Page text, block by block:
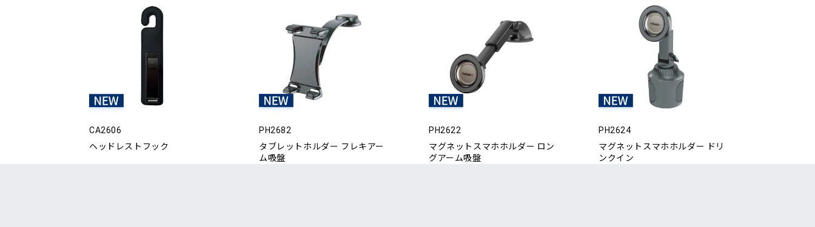
CA2606
ヘッドレストフック
PH2682
タブレットホルダー フレキアー
ム吸盤
PH2622
マグネットスマホホルダー ロン
グアーム吸盤
PH2624
マグネットスマホホルダー ドリ
ンクイン